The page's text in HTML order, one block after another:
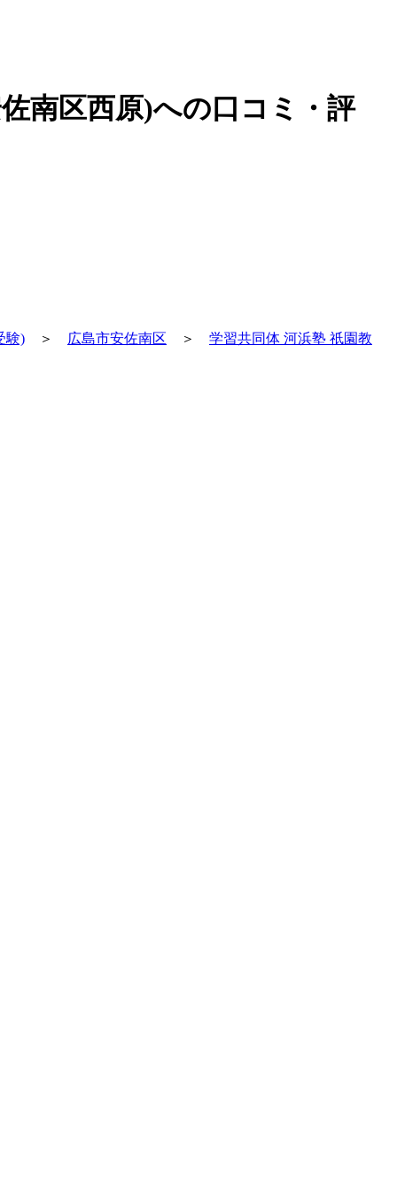
南区西原)への口コミ・評
験) ＞ 広島市安佐南区 ＞ 学習共同体 河浜塾 祇園教